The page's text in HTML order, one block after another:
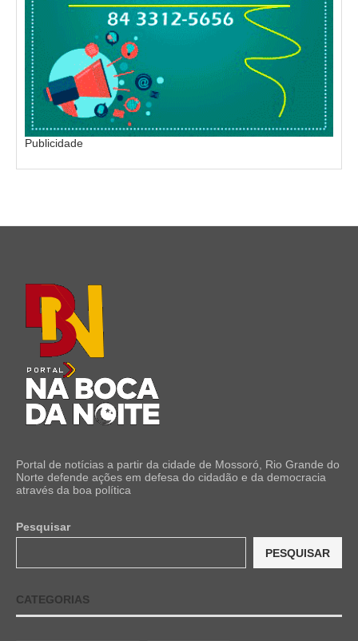
Publicidade
Portal de notícias a partir da cidade de Mossoró, Rio Grande do
Norte defende ações em defesa do cidadão e da democracia
através da boa política
Pesquisar
PESQUISAR
CATEGORIAS